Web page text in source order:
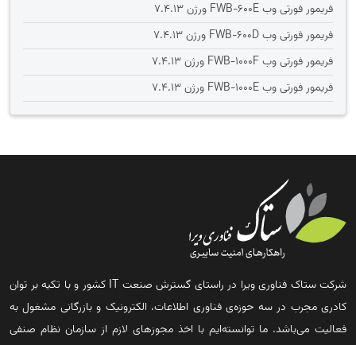
فریمور فورتی وب FWB-600E ورژن 7.4.13
فریمور فورتی وب FWB-600D ورژن 7.4.13
فریمور فورتی وب FWB-1000F ورژن 7.4.13
فریمور فورتی وب FWB-1000E ورژن 7.4.13
شرکت ستاک فناوری ویرا در راستای گسترش صنعت IT کشور و با تکیه بر توان
کادری مجرب در سه حوزه‌ی فناوری اطلاعات، الکترونیک و بازرگانی مشغول به
فعالیت می‌باشد. ما توانسته‌ایم با اخذ مجوزهای لازم از سازمان نظام صنفی